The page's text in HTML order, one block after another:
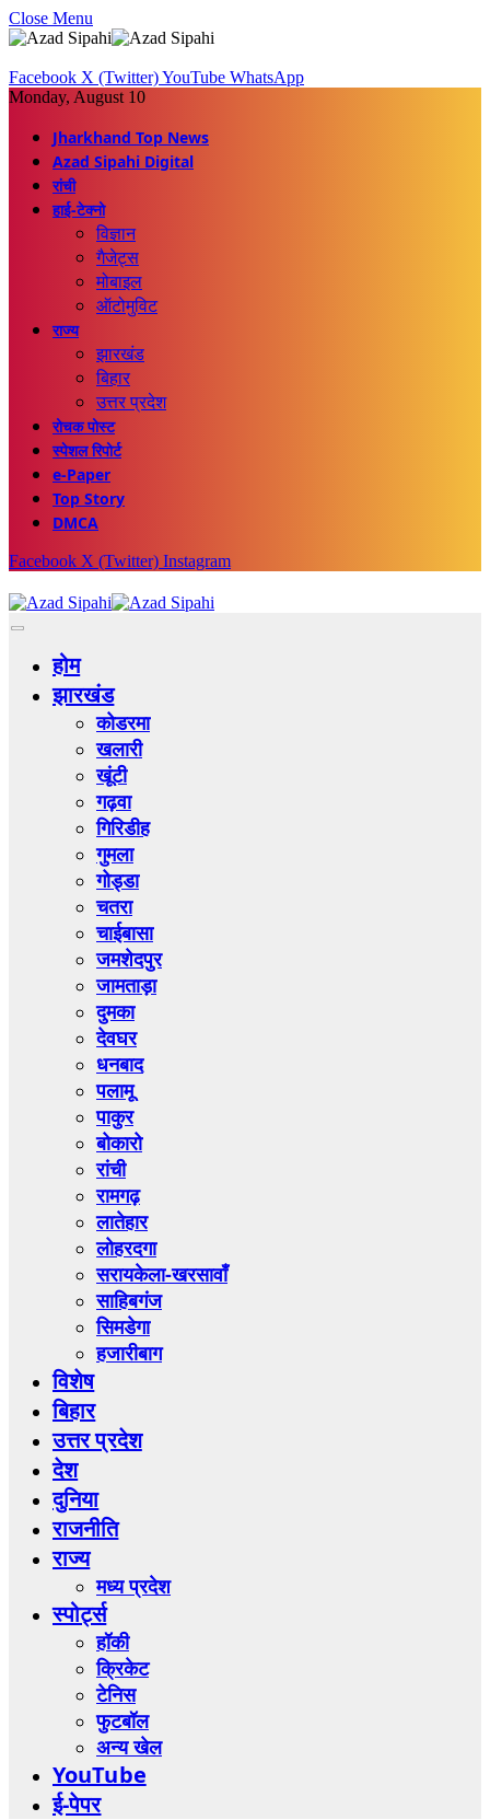
Close Menu
Facebook X (Twitter)YouTube WhatsApp
Monday, August 10
Jharkhand Top News
Azad Sipahi Digital
रांची
हाई-टेक्नो
विज्ञान
गैजेट्स
मोबाइल
ऑटोमुविट
राज्य
झारखंड
बिहार
उत्तर प्रदेश
रोचक पोस्ट
स्पेशल रिपोर्ट
e-Paper
Top Story
DMCA
Facebook X (Twitter) Instagram
होम
झारखंड
कोडरमा
खलारी
खूंटी
गढ़वा
गिरिडीह
गुमला
गोड्डा
चतरा
चाईबासा
जमशेदपुर
जामताड़ा
दुमका
देवघर
धनबाद
पलामू
पाकुर
बोकारो
रांची
रामगढ़
लातेहार
लोहरदगा
सरायकेला-खरसावाँ
साहिबगंज
सिमडेगा
हजारीबाग
विशेष
बिहार
उत्तर प्रदेश
देश
दुनिया
राजनीति
राज्य
मध्य प्रदेश
स्पोर्ट्स
हॉकी
क्रिकेट
टेनिस
फुटबॉल
अन्य खेल
YouTube
ई-पेपर